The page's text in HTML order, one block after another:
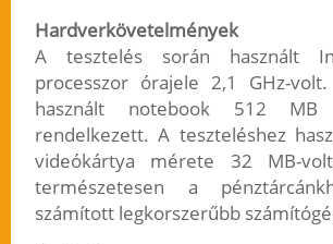
Hardverkövetelmények
A tesztelés során használt
processzor órajele 2,1 GHz-
használt notebook 512 MB
rendelkezett. A teszteléshez
videókártya mérete 32 MB-
természetesen a
számított legkorszerűbb